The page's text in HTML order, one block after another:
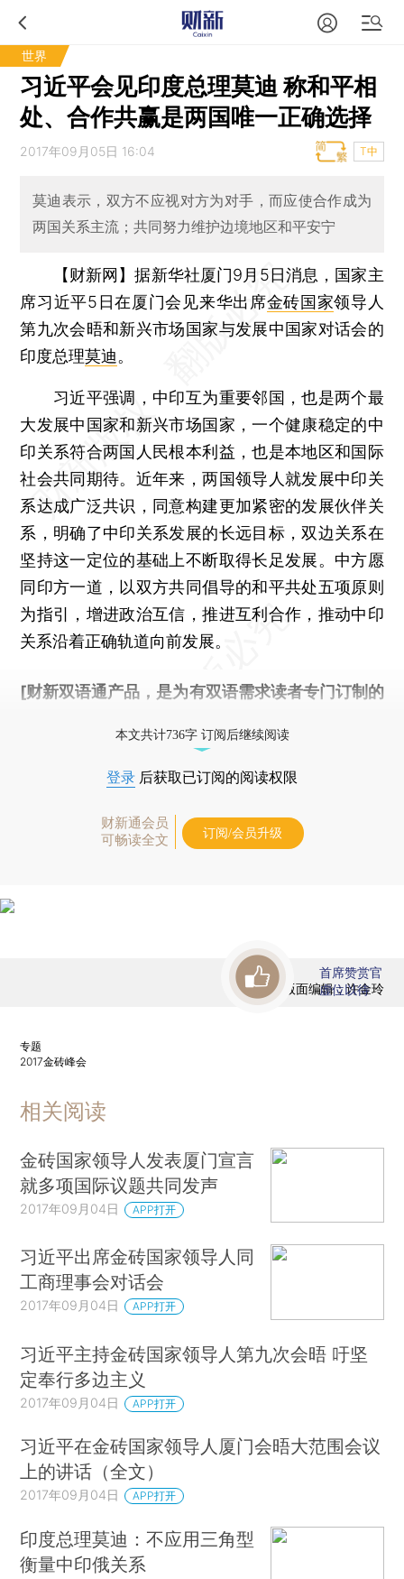
世界
习近平会见印度总理莫迪 称和平相
处、合作共赢是两国唯一正确选择
2017年09月05日 16:04 T中
莫迪表示，双方不应视对方为对手，而应使合作成为
两国关系主流；共同努力维护边境地区和平安宁
【财新网】据新华社厦门9月5日消息，国家主
席习近平5日在厦门会见来华出席金砖国家领导人
第九次会晤和新兴市场国家与发展中国家对话会的
印度总理莫迪。
习近平强调，中印互为重要邻国，也是两个最
大发展中国家和新兴市场国家，一个健康稳定的中
印关系符合两国人民根本利益，也是本地区和国际
社会共同期待。近年来，两国领导人就发展中印关
系达成广泛共识，同意构建更加紧密的发展伙伴关
系，明确了中印关系发展的长远目标，双边关系在
坚持这一定位的基础上不断取得长足发展。中方愿
同印方一道，以双方共同倡导的和平共处五项原则
为指引，增进政治互信，推进互利合作，推动中印
关系沿着正确轨道向前发展。
[财新双语通产品，是为有双语需求读者专门订制的
本文共计736字 订阅后继续阅读
登录 后获取已订阅的阅读权限
财新通会员
可畅读全文
订阅/会员升级
版面编辑：许金玲
首席赞赏官
虚位以待
专题
2017金砖峰会
相关阅读
金砖国家领导人发表厦门宣言
就多项国际议题共同发声
2017年09月04日 APP打开
习近平出席金砖国家领导人同
工商理事会对话会
2017年09月04日 APP打开
习近平主持金砖国家领导人第九次会晤 吁坚
定奉行多边主义
2017年09月04日 APP打开
习近平在金砖国家领导人厦门会晤大范围会议
上的讲话（全文）
2017年09月04日 APP打开
印度总理莫迪：不应用三角型
衡量中印俄关系